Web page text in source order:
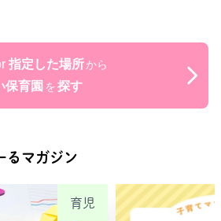
指定した場所から
保育園 を探す
るマガジン
育児